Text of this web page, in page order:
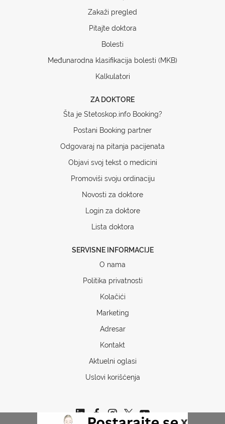
Zakaži pregled
Pitajte doktora
Bolesti
Međunarodna klasifikacija bolesti (MKB)
Kalkulatori
ZA DOKTORE
Šta je Stetoskop.info Booking?
Postani Booking partner
Odgovaraj na pitanja pacijenata
Objavi svoj tekst o medicini
Promoviši svoju ordinaciju
Novosti za doktore
Login za doktore
Lista doktora
SERVISNE INFORMACIJE
O nama
Politika privatnosti
Kolačići
Marketing
Adresar
Kontakt
Aktuelni oglasi
Uslovi korišćenja